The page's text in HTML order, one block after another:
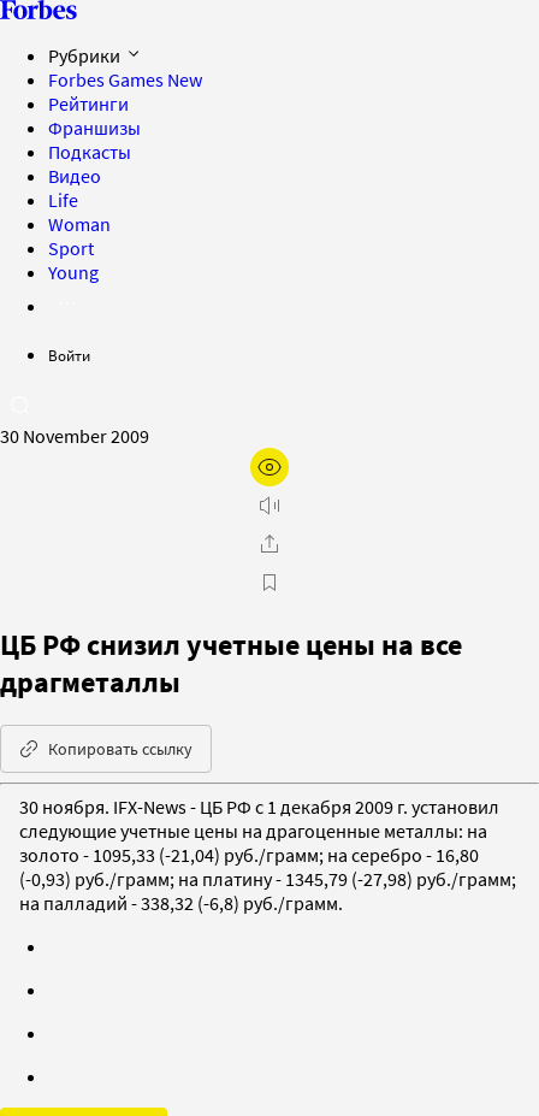
Рубрики
Forbes Games New
Рейтинги
Франшизы
Подкасты
Видео
Life
Woman
Sport
Young
Войти
30 November 2009
ЦБ РФ снизил учетные цены на все
драгметаллы
Копировать ссылку
30 ноября. IFX-News - ЦБ РФ с 1 декабря 2009 г. установил
следующие учетные цены на драгоценные металлы: на
золото - 1095,33 (-21,04) руб./грамм; на серебро - 16,80
(-0,93) руб./грамм; на платину - 1345,79 (-27,98) руб./грамм;
на палладий - 338,32 (-6,8) руб./грамм.